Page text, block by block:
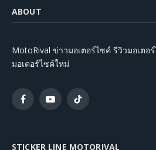
ABOUT
MotoRival ข่าวมอเตอร์ไซค์ รีวิวมอเตอ
มอเตอร์ไซค์ใหม่
FacebookYouTubeTikTok
STICKER LINE MOTORIVAL